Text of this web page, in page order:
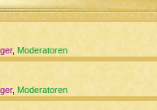
, Moderatoren
, Moderatoren